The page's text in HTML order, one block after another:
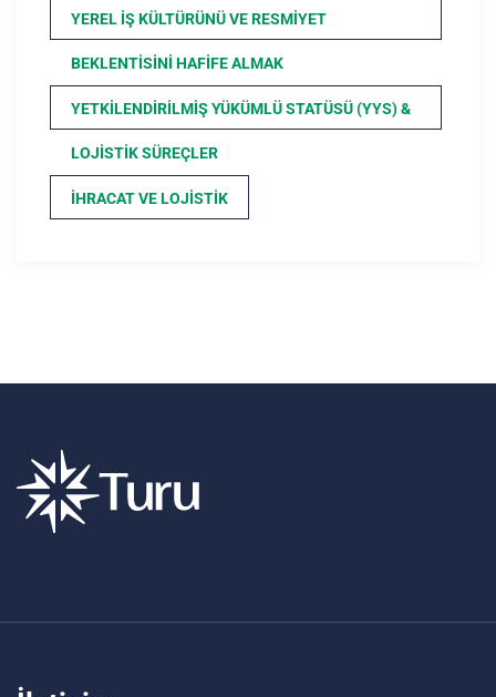
YEREL İŞ KÜLTÜRÜNÜ VE RESMIYET
BEKLENTISINI HAFIFE ALMAK
YETKILENDIRILMIŞ YÜKÜMLÜ STATÜSÜ (YYS) &
LOJISTIK SÜREÇLER
İHRACAT VE LOJISTIK